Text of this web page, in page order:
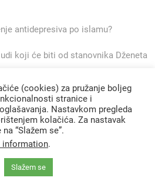
antidepresiva po islamu?
koji će biti od stanovnika Dženeta
Theme Freesia
(cookies) za pružanje boljeg
stranice i
Nastavkom pregleda
kolačića. Za nastavak
“Slažem se”.
information.
Slažem se